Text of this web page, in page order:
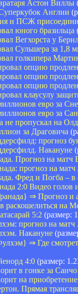
Астон Виллы
Англии
и ПСЖ
юного бразильца
Вегхорста у
Сульшера за 1,8
голкипера
опцию
опцию
опцию
клаусулу
евро за
евро за
не пропускал на
за Драговича
прогноз
Накануне
Прогноз на матч
прогноз на
Фред и Погба – в
2:0 Видео голов
⇒ Прогноз
раскошелиться на
5:2 (размер:
прогноз на
Накануне
⇒ Где
4:0 (размер:
в гонке за Санчо
на
Прямая